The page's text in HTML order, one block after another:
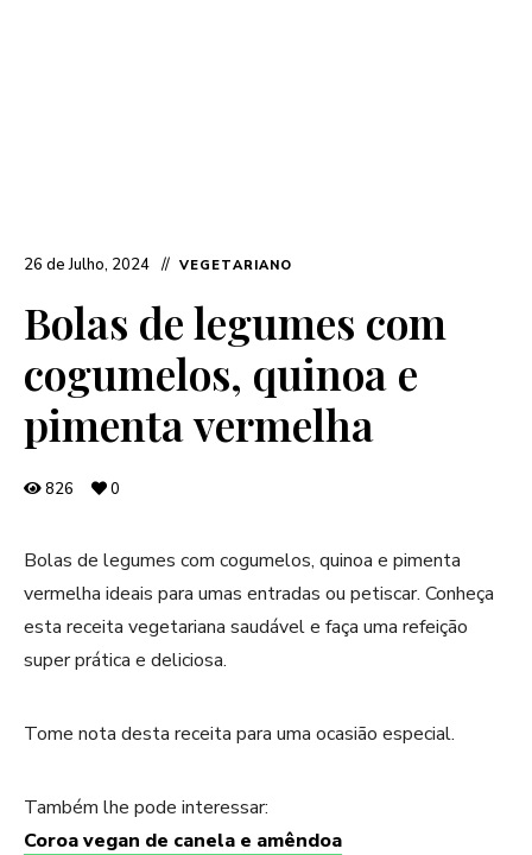
26 de Julho, 2024 VEGETARIANO
Bolas de legumes com
cogumelos, quinoa e
pimenta vermelha
826 0
Bolas de legumes com cogumelos, quinoa e pimenta
vermelha ideais para umas entradas ou petiscar. Conheça
esta receita vegetariana saudável e faça uma refeição
super prática e deliciosa.
Tome nota desta receita para uma ocasião especial.
Também lhe pode interessar:
Coroa vegan de canela e amêndoa